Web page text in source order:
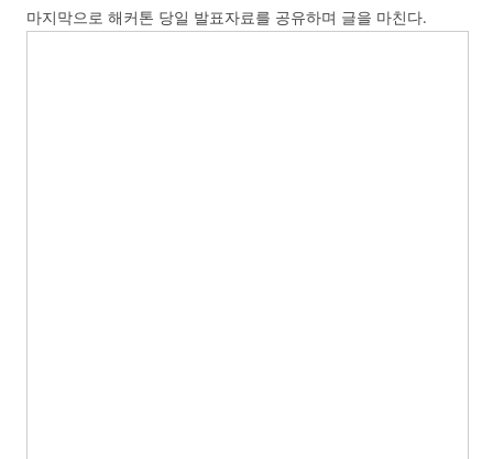
마지막으로 해커톤 당일 발표자료를 공유하며 글을 마친다.